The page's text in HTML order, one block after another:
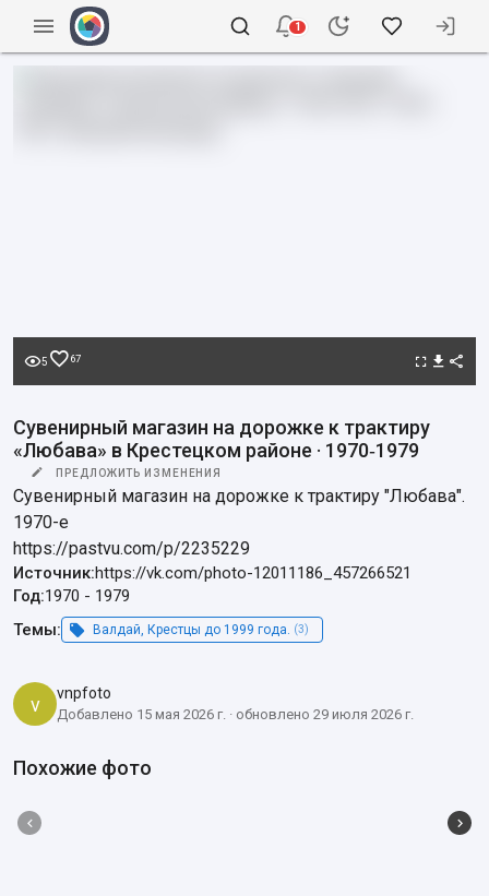
1
5 67
Сувенирный магазин на дорожке к трактиру
«Любава» в Крестецком районе · 1970‑1979
ПРЕДЛОЖИТЬ ИЗМЕНЕНИЯ
Сувенирный магазин на дорожке к трактиру "Любава".
1970-е
https://pastvu.com/p/2235229
Источник:https://vk.com/photo-12011186_457266521
Год:1970 - 1979
Темы:
Валдай, Крестцы до 1999 года. (3)
v vnpfoto
Добавлено 15 мая 2026 г. · обновлено 29 июля 2026 г.
Похожие фото